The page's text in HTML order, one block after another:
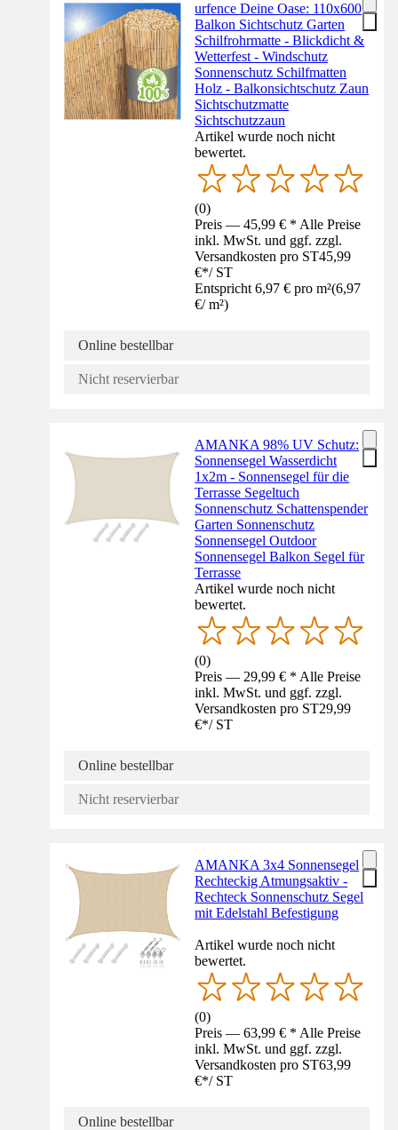
urfence Deine Oase: 110x600
Balkon Sichtschutz Garten
Schilfrohrmatte - Blickdicht &
Wetterfest - Windschutz
Sonnenschutz Schilfmatten
Holz - Balkonsichtschutz Zaun
Sichtschutzmatte
Sichtschutzzaun
Artikel wurde noch nicht
bewertet.
(0)
Preis — 45,99 € * Alle Preise
inkl. MwSt. und ggf. zzgl.
Versandkosten pro ST45,99
€*/ ST
Entspricht 6,97 € pro m²(6,97
€/ m²)
Online bestellbar
Nicht reservierbar
AMANKA 98% UV Schutz:
Sonnensegel Wasserdicht
1x2m - Sonnensegel für die
Terrasse Segeltuch
Sonnenschutz Schattenspender
Garten Sonnenschutz
Sonnensegel Outdoor
Sonnensegel Balkon Segel für
Terrasse
Artikel wurde noch nicht
bewertet.
(0)
Preis — 29,99 € * Alle Preise
inkl. MwSt. und ggf. zzgl.
Versandkosten pro ST29,99
€*/ ST
Online bestellbar
Nicht reservierbar
AMANKA 3x4 Sonnensegel
Rechteckig Atmungsaktiv -
Rechteck Sonnenschutz Segel
mit Edelstahl Befestigung
Artikel wurde noch nicht
bewertet.
(0)
Preis — 63,99 € * Alle Preise
inkl. MwSt. und ggf. zzgl.
Versandkosten pro ST63,99
€*/ ST
Online bestellbar